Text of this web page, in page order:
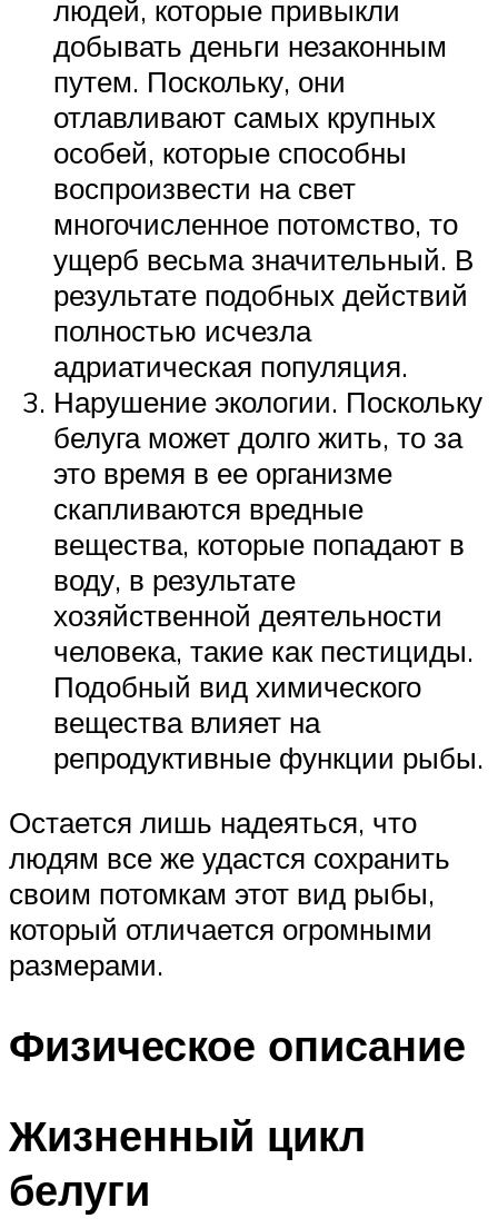
людей, которые привыкли
добывать деньги незаконным
путем. Поскольку, они
отлавливают самых крупных
особей, которые способны
воспроизвести на свет
многочисленное потомство, то
ущерб весьма значительный. В
результате подобных действий
полностью исчезла
адриатическая популяция.
Нарушение экологии. Поскольку
белуга может долго жить, то за
это время в ее организме
скапливаются вредные
вещества, которые попадают в
воду, в результате
хозяйственной деятельности
человека, такие как пестициды.
Подобный вид химического
вещества влияет на
репродуктивные функции рыбы.
Остается лишь надеяться, что
людям все же удастся сохранить
своим потомкам этот вид рыбы,
который отличается огромными
размерами.
Физическое описание
Жизненный цикл
белуги